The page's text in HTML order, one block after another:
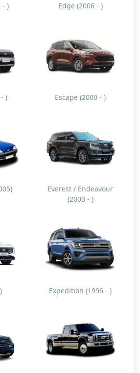
- ) Edge (2006 - )
) Escape (2000 - )
Everest / Endeavour
(2003 - )
Expedition (1996 - )